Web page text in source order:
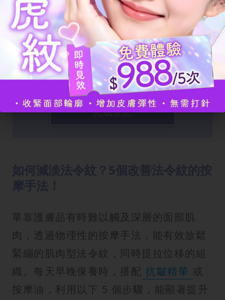
我已閱讀並同意有關 條款細則以及隱私政
策。
完成登記
單靠護膚品有時難以觸及深層的面部肌
肉，透過物理性的按摩手法，能有效放鬆
緊繃的肌肉型法令紋，同時提拉位移的組
織。每天早晚保養時，搭配 抗皺精華 或
按摩油，利用以下 5 個步驟，能顯著提升